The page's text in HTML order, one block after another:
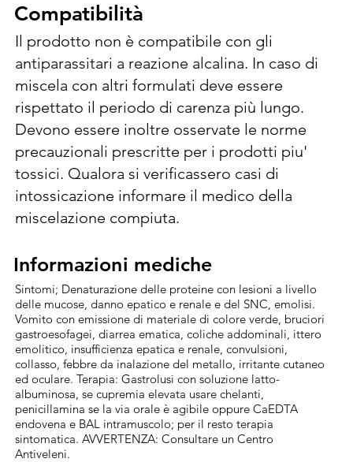
alle malattie fungine delle colture riportate
di seguito. Mal dello stacco (Cytospora
corylicola. Attività collaterale contro: Necrosi
batterica (Xanthomonascampestris pv.
corylina), Cancro batterico  (Pseudomonas
syringae pv. avellanae) Trattamenti al bruno
N° max. di trattamenti all’anno 2 – 3
Intervallo minimo tra i trattamenti (gg) 7 – 8.
l/ha (l/hl) 4,5 – 4,75 (0,45 – 0,47) Volumi
d’acqua (l/ha) 1000. Al fine di ridurre al
minimo il potenziale accumulo nel suolo e
l'esposizione per gli organismi non
bersaglio, tenendo conto al contempo delle
condizioni agroclimatiche, non superare
l'applicazione cumulativa di 28 kg di rame
per ettaro nell'arco di 7 anni. Si raccomanda
di rispettare il quantitativo medio applicato
di 4 kg di rame per ettaro all'anno.
Compatibilità
Compatibilità
Il prodotto non è compatibile con gli
antiparassitari a reazione alcalina. In caso di
miscela con altri formulati deve essere
rispettato il periodo di carenza più lungo.
Devono essere inoltre osservate le norme
precauzionali prescritte per i prodotti piu'
tossici. Qualora si verificassero casi di
intossicazione informare il medico della
miscelazione compiuta.
Informazioni mediche
Informazioni mediche
Sintomi; Denaturazione delle proteine con lesioni a livello
delle mucose, danno epatico e renale e del SNC, emolisi.
Vomito con emissione di materiale di colore verde, bruciori
gastroesofagei, diarrea ematica, coliche addominali, ittero
emolitico, insufficienza epatica e renale, convulsioni,
collasso, febbre da inalazione del metallo, irritante cutaneo
ed oculare. Terapia: Gastrolusi con soluzione latto-
albuminosa, se cupremia elevata usare chelanti,
penicillamina se la via orale è agibile oppure CaEDTA
endovena e BAL intramuscolo; per il resto terapia
sintomatica. AVVERTENZA: Consultare un Centro
Antiveleni.